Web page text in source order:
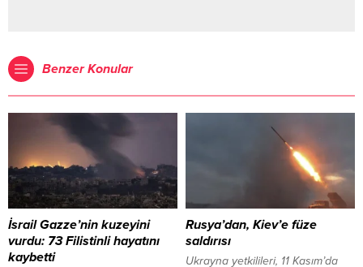
Benzer Konular
İsrail Gazze’nin kuzeyini
vurdu: 73 Filistinli hayatını
kaybetti
Rusya’dan, Kiev’e füze
saldırısı
Ukrayna yetkilileri, 11 Kasım’da